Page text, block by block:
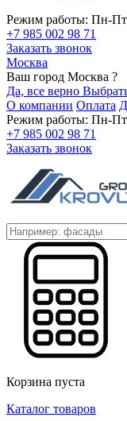
Режим работы: Пн-Пт
+7 985 002 98 71
Заказать звонок
Москва
Ваш город Москва ?
Да, все верно
О компании Оплата
Режим работы: Пн-Пт
+7 985 002 98 71
Заказать звонок
Корзина пуста
Каталог товаров